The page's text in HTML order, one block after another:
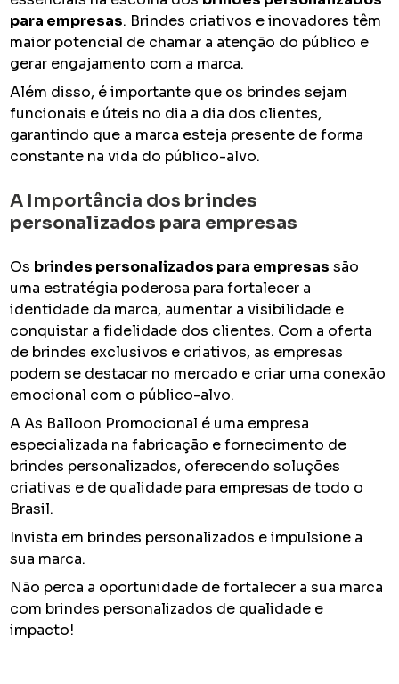
para empresas. Brindes criativos e inovadores têm
maior potencial de chamar a atenção do público e
gerar engajamento com a marca.
Além disso, é importante que os brindes sejam
funcionais e úteis no dia a dia dos clientes,
garantindo que a marca esteja presente de forma
constante na vida do público-alvo.
A Importância dos brindes
personalizados para empresas
Os brindes personalizados para empresas são
uma estratégia poderosa para fortalecer a
identidade da marca, aumentar a visibilidade e
conquistar a fidelidade dos clientes. Com a oferta
de brindes exclusivos e criativos, as empresas
podem se destacar no mercado e criar uma conexão
emocional com o público-alvo.
A As Balloon Promocional é uma empresa
especializada na fabricação e fornecimento de
brindes personalizados, oferecendo soluções
criativas e de qualidade para empresas de todo o
Brasil.
Invista em brindes personalizados e impulsione a
sua marca.
Não perca a oportunidade de fortalecer a sua marca
com brindes personalizados de qualidade e
impacto!